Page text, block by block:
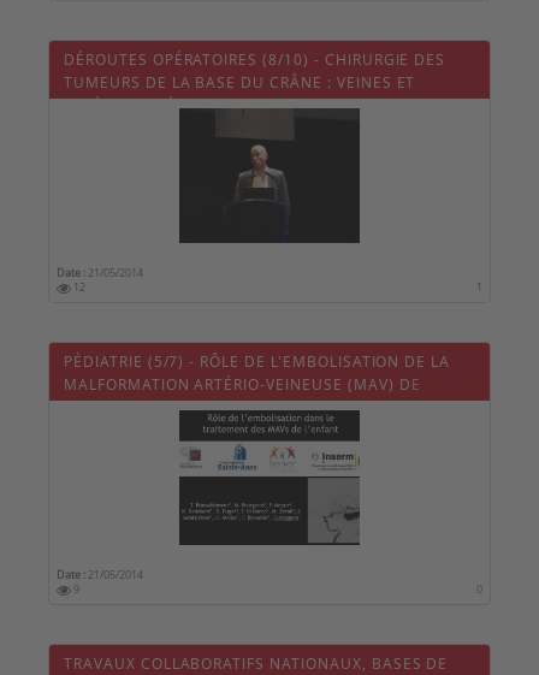
DÉROUTES OPÉRATOIRES (8/10) - CHIRURGIE DES
TUMEURS DE LA BASE DU CRÂNE : VEINES ET
ARTÈRES SCLÉTRALES
Date : 21/05/2014
12
1
PÉDIATRIE (5/7) - RÔLE DE L'EMBOLISATION DE LA
MALFORMATION ARTÉRIO-VEINEUSE (MAV) DE
L'ENFANT
Date : 21/05/2014
9
0
TRAVAUX COLLABORATIFS NATIONAUX, BASES DE